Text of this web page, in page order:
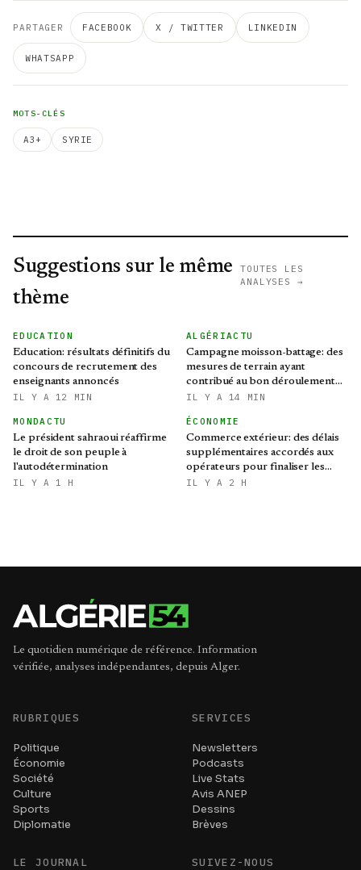
PARTAGER FACEBOOK X / TWITTER LINKEDIN
WHATSAPP
MOTS-CLÉS
A3+ SYRIE
Suggestions sur le même
thème
TOUTES LES
ANALYSES →
EDUCATION
Education: résultats définitifs du
concours de recrutement des
enseignants annoncés
IL Y A 12 MIN
ALGÉRIACTU
Campagne moisson-battage: des
mesures de terrain ayant
contribué au bon déroulement
de l'opération
IL Y A 14 MIN
MONDACTU
Le président sahraoui réaffirme
le droit de son peuple à
l'autodétermination
IL Y A 1 H
ÉCONOMIE
Commerce extérieur: des délais
supplémentaires accordés aux
opérateurs pour finaliser les
procédures d'importation
IL Y A 2 H
Le quotidien numérique de référence. Information
vérifiée, analyses indépendantes, depuis Alger.
RUBRIQUES
Politique
Économie
Société
Culture
Sports
Diplomatie
SERVICES
Newsletters
Podcasts
Live Stats
Avis ANEP
Dessins
Brèves
LE JOURNAL SUIVEZ-NOUS